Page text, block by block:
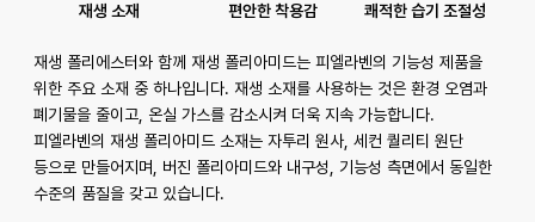
재생 소재 편안한 착용감 쾌적한 습기 조절성
재생 폴리에스터와 함께 재생 폴리아미드는 피엘라벤의 기능성 제품을
위한 주요 소재 중 하나입니다. 재생 소재를 사용하는 것은 환경 오염과
폐기물을 줄이고, 온실 가스를 감소시켜 더욱 지속 가능합니다.
피엘라벤의 재생 폴리아미드 소재는 자투리 원사, 세컨 퀄리티 원단
등으로 만들어지며, 버진 폴리아미드와 내구성, 기능성 측면에서 동일한
수준의 품질을 갖고 있습니다.